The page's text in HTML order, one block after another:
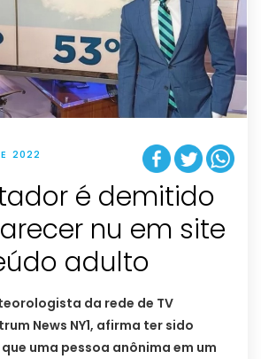
2022
é demitido
nu em site
adulto
da rede de TV
News NY1, afirma ter sido
uma pessoa anônima em um